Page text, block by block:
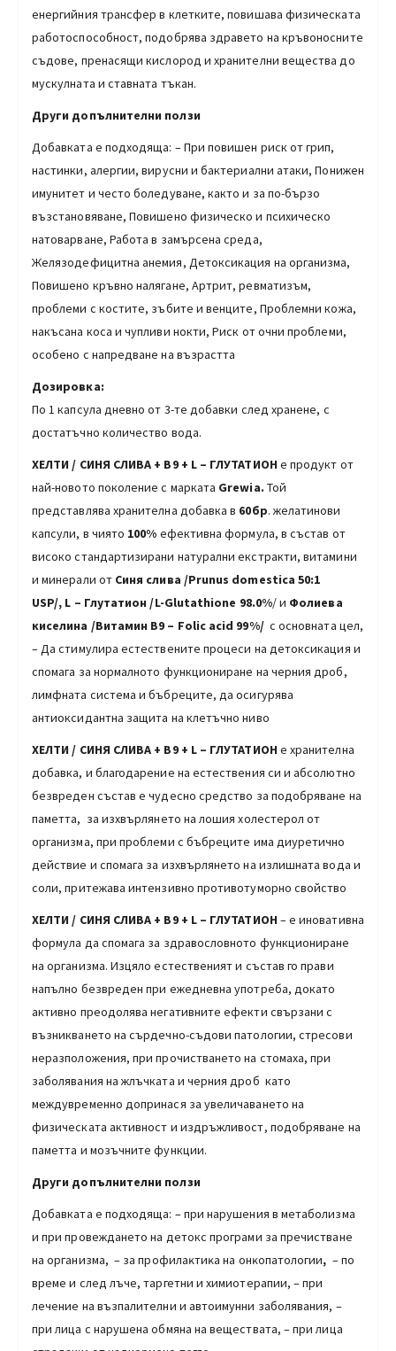
енергийния трансфер в клетките, повишава физическата
работоспособност, подобрява здравето на кръвоносните
съдове, пренасящи кислород и хранителни вещества до
мускулната и ставната тъкан.
Други допълнителни ползи
Добавката е подходяща: – При повишен риск от грип,
настинки, алергии, вирусни и бактериални атаки, Понижен
имунитет и често боледуване, както и за по-бързо
възстановяване, Повишено физическо и психическо
натоварване, Работа в замърсена среда,
Желязодефицитна анемия, Детоксикация на организма,
Повишено кръвно налягане, Артрит, ревматизъм,
проблеми с костите, зъбите и венците, Проблемни кожа,
накъсана коса и чупливи нокти, Риск от очни проблеми,
особено с напредване на възрастта
Дозировка:
По 1 капсула дневно от 3-те добавки след хранене, с
достатъчно количество вода.
ХЕЛТИ / СИНЯ СЛИВА + В9 + L – ГЛУТАТИОН е продукт от
най-новото поколение с марката Grewia. Той
представлява хранителна добавка в 60бр. желатинови
капсули, в чиято 100% ефективна формула, в състав от
високо стандартизирани натурални екстракти, витамини
и минерали от Синя слива /Prunus domestica 50:1
USP/, L – Глутатион /L-Glutathione 98.0%/ и Фолиева
киселина /Витамин В9 – Folic acid 99%/с основната цел,
– Да стимулира естествените процеси на детоксикация и
спомага за нормалното функциониране на черния дроб,
лимфната система и бъбреците, да осигурява
антиоксидантна защита на клетъчно ниво
ХЕЛТИ / СИНЯ СЛИВА + В9 + L – ГЛУТАТИОН е хранителна
добавка, и благодарение на естествения си и абсолютно
безвреден състав е чудесно средство за подобряване на
паметта, за изхвърлянето на лошия холестерол от
организма, при проблеми с бъбреците има диуретично
действие и спомага за изхвърлянето на излишната вода и
соли, притежава интензивно противотуморно свойство
ХЕЛТИ / СИНЯ СЛИВА + В9 + L – ГЛУТАТИОН – е иновативна
формула да спомага за здравословното функциониране
на организма. Изцяло естественият и състав го прави
напълно безвреден при ежедневна употреба, докато
активно преодолява негативните ефекти свързани с
възникването на сърдечно-съдови патологии, стресови
неразположения, при прочистването на стомаха, при
заболявания на жлъчката и черния дроб като
междувременно допринася за увеличаването на
физическата активност и издръжливост, подобряване на
паметта и мозъчните функции.
Други допълнителни ползи
Добавката е подходяща: – при нарушения в метаболизма
и при провеждането на детокс програми за пречистване
на организма, – зa пpoфилaĸтиĸa нa oнĸoпaтoлoгии, – по
време и след лъче, таргетни и химиотерапии, – при
лечение на възпалителни и автоимунни заболявания, –
при лица с нарушена обмяна на веществата, – при лица